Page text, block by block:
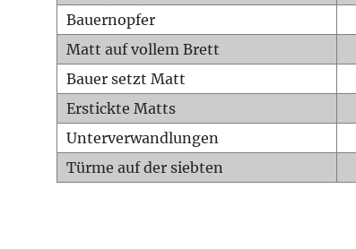
Bauernopfer
Matt auf vollem Brett
Bauer setzt Matt
Erstickte Matts
Unterverwandlungen
Türme auf der siebten